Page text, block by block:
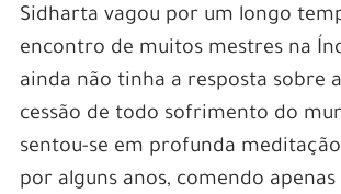
Sidharta vagou por um longo
encontro de muitos mestres na
ainda não tinha a resposta sobre
cessão de todo sofrimento do
sentou-se em profunda
por alguns anos, comendo